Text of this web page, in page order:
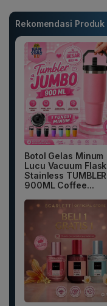
Rekomendasi Produk
Botol Gelas Minum
Lucu Vacuum Flask
Stainless TUMBLER
900ML Coffee...